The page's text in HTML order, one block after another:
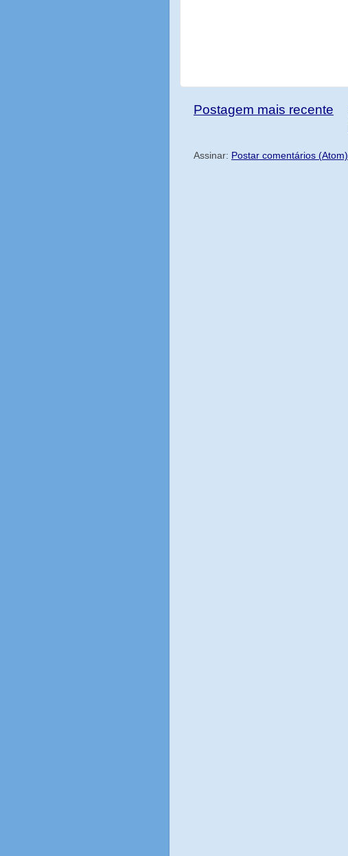
Postagem mais recente
Assinar: Postar comentários (Atom)